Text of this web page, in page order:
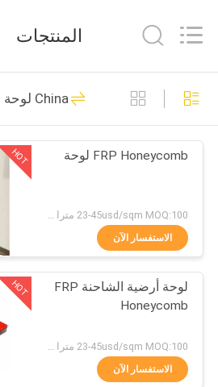
منزل،
بيت
منتجات
معلومات
جولة
المعمل
Foshan
Wonderful
Co.,
Rights
Developed
ألواح
العسل
29
لوحة قرص
28
المنتجات
China لوحة قرص العسل FRP
HOT FRP Honeycomb لوحة
23-45usd/sqm MOQ:100 مترا مربعا
الاستفسار الآن
HOT
لوحة أرضية الشاحنة FRP
Honeycomb
الاستفسار الآن